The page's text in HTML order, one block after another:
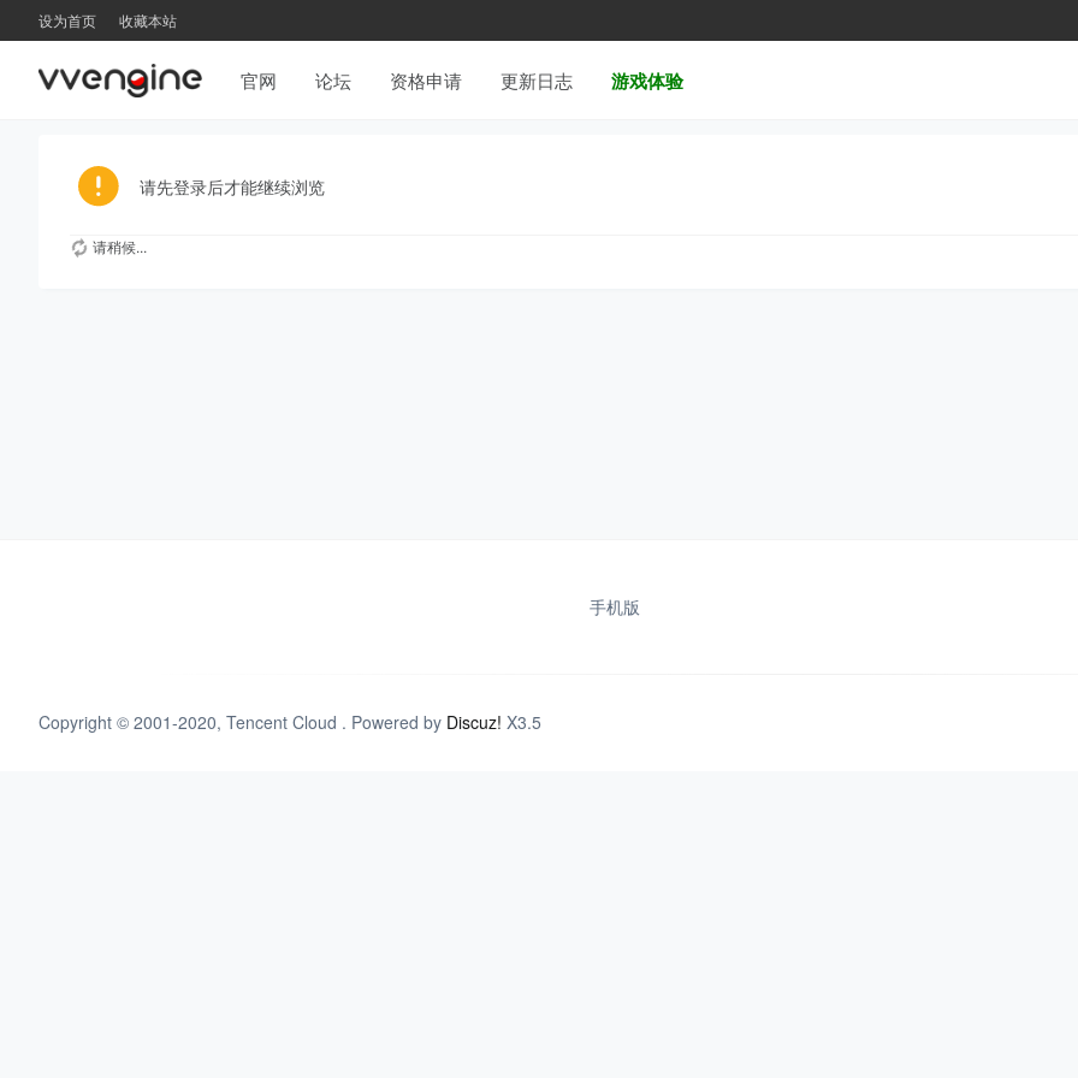
设为首页 收藏本站
官网 论坛 资格申请 更新日志 游戏体验
请先登录后才能继续浏览
请稍候...
手机版
Copyright © 2001-2020, Tencent Cloud . Powered by Discuz! X3.5